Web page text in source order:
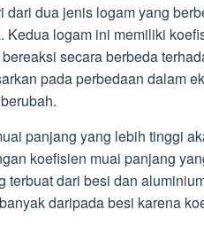
dua jenis logam yang
logam ini memiliki
secara berbeda
pada perbedaan dalam
panjang yang lebih tinggi
koefisien muai panjang
terbuat dari besi dan
daripada besi karena